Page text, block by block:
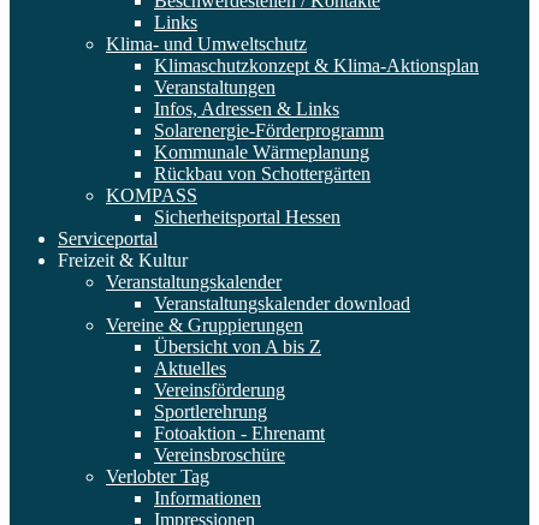
Links
Klima- und Umweltschutz
Klimaschutzkonzept & Klima-Aktionsplan
Veranstaltungen
Infos, Adressen & Links
Solarenergie-Förderprogramm
Kommunale Wärmeplanung
Rückbau von Schottergärten
KOMPASS
Sicherheitsportal Hessen
Serviceportal
Freizeit & Kultur
Veranstaltungskalender
Veranstaltungskalender download
Vereine & Gruppierungen
Übersicht von A bis Z
Aktuelles
Vereinsförderung
Sportlerehrung
Fotoaktion - Ehrenamt
Vereinsbroschüre
Verlobter Tag
Informationen
Impressionen